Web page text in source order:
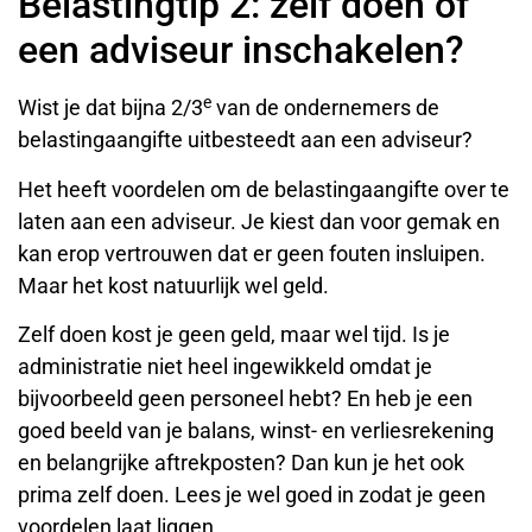
een adviseur inschakelen?
Wist je dat bijna 2/3e van de ondernemers de
belastingaangifte uitbesteedt aan een adviseur?
Het heeft voordelen om de belastingaangifte over te
laten aan een adviseur. Je kiest dan voor gemak en
kan erop vertrouwen dat er geen fouten insluipen.
Maar het kost natuurlijk wel geld.
Zelf doen kost je geen geld, maar wel tijd. Is je
administratie niet heel ingewikkeld omdat je
bijvoorbeeld geen personeel hebt? En heb je een
goed beeld van je balans, winst- en verliesrekening
en belangrijke aftrekposten? Dan kun je het ook
prima zelf doen. Lees je wel goed in zodat je geen
voordelen laat liggen.